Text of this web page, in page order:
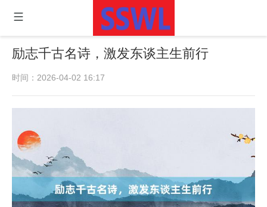
励志千古名诗，激发东谈主生前行
时间：2026-04-02 16:17